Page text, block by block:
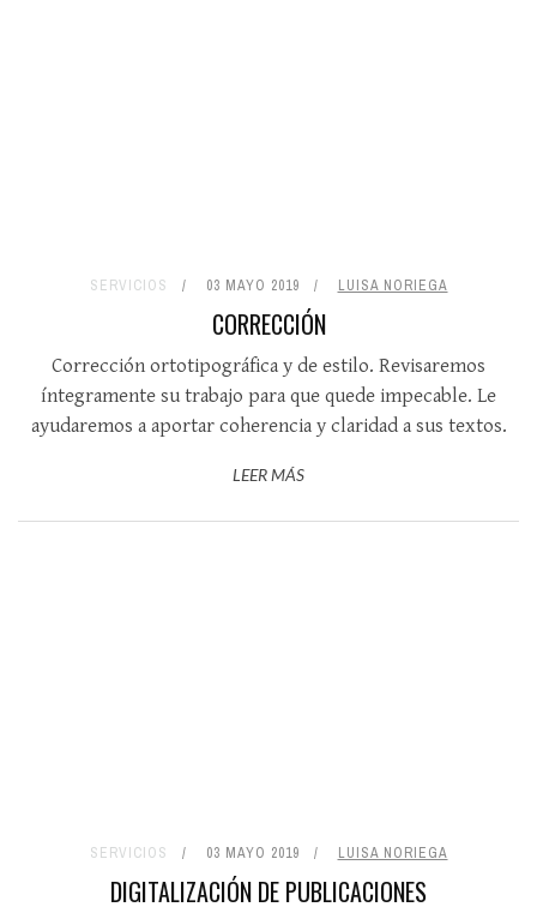
SERVICIOS 03 MAYO 2019 LUISA NORIEGA
CORRECCIÓN
Corrección ortotipográfica y de estilo. Revisaremos
íntegramente su trabajo para que quede impecable. Le
ayudaremos a aportar coherencia y claridad a sus textos.
LEER MÁS
SERVICIOS 03 MAYO 2019 LUISA NORIEGA
DIGITALIZACIÓN DE PUBLICACIONES